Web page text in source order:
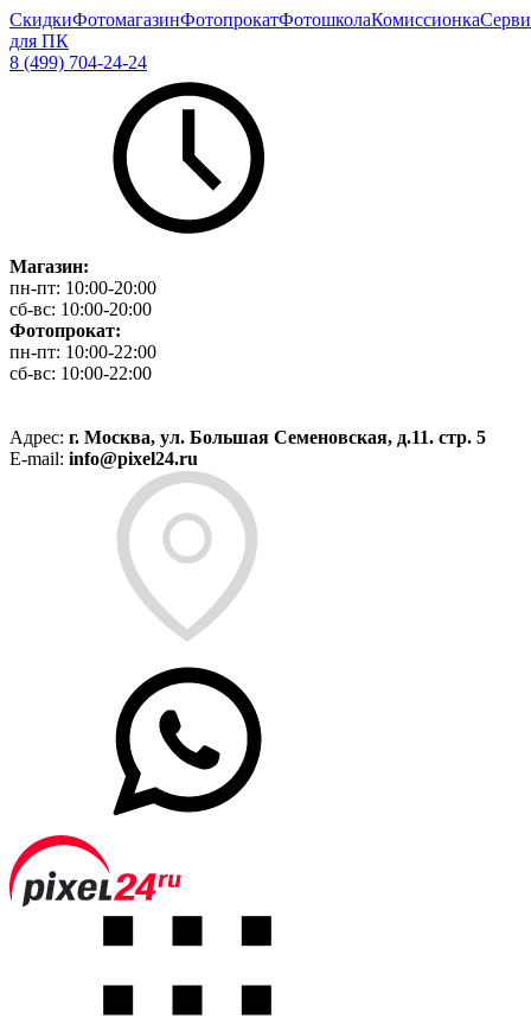
СкидкиФотомагазинФотопрокатФотошколаКомиссионка
для ПК
8 (499) 704-24-24
Магазин:
пн-пт: 10:00-20:00
сб-вс: 10:00-20:00
Фотопрокат:
пн-пт: 10:00-22:00
сб-вс: 10:00-22:00
Адрес: г. Москва, ул. Большая Семеновская, д.11. стр. 5
E-mail: info@pixel24.ru